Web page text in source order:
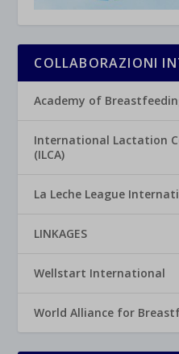
COLLABORAZIONI
Academy of
International Lactation
(ILCA)
La Leche League
LINKAGES
Wellstart International
World Alliance for